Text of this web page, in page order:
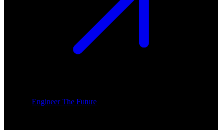
Engineer The Future